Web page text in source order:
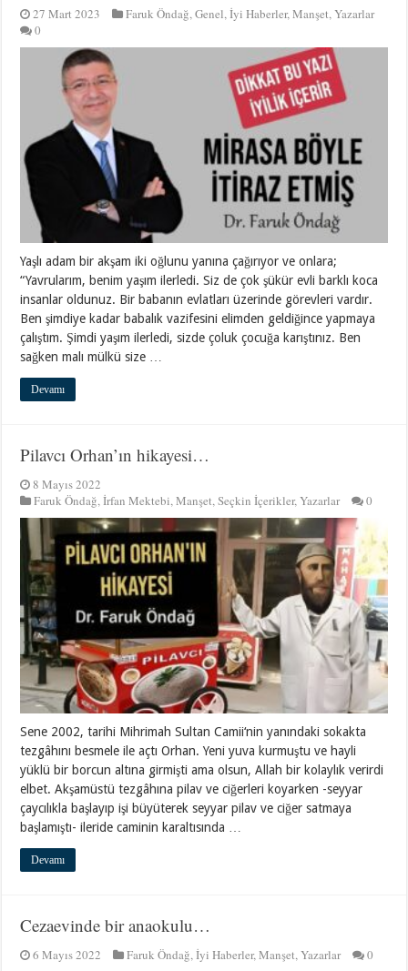
27 Mart 2023 Faruk Öndağ,Genel,İyi Haberler,Manşet,Yazarlar
0
Yaşlı adam bir akşam iki oğlunu yanına çağırıyor ve onlara;
“Yavrularım, benim yaşım ilerledi. Siz de çok şükür evli barklı koca
insanlar oldunuz. Bir babanın evlatları üzerinde görevleri vardır.
Ben şimdiye kadar babalık vazifesini elimden geldiğince yapmaya
çalıştım. Şimdi yaşım ilerledi, sizde çoluk çocuğa karıştınız. Ben
sağken malı mülkü size …
Devamı
Pilavcı Orhan’ın hikayesi…
8 Mayıs 2022
Faruk Öndağ,İrfan Mektebi,Manşet,Seçkin İçerikler,Yazarlar 0
Sene 2002, tarihi Mihrimah Sultan Camii‘nin yanındaki sokakta
tezgâhını besmele ile açtı Orhan. Yeni yuva kurmuştu ve hayli
yüklü bir borcun altına girmişti ama olsun, Allah bir kolaylık verirdi
elbet. Akşamüstü tezgâhına pilav ve ciğerleri koyarken -seyyar
çaycılıkla başlayıp işi büyüterek seyyar pilav ve ciğer satmaya
başlamıştı- ileride caminin karaltısında …
Devamı
Cezaevinde bir anaokulu…
6 Mayıs 2022 Faruk Öndağ,İyi Haberler,Manşet,Yazarlar 0